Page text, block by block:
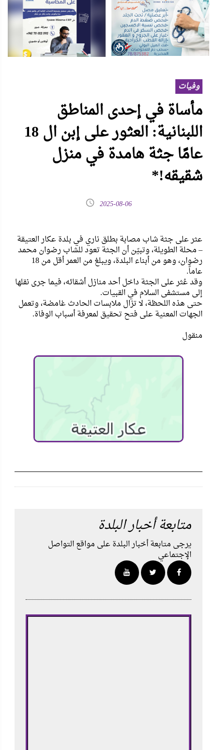
وفيات
مأساة في إحدى المناطق
اللبنانية: العثور على إبن ال 18
عامًا جثة هامدة في منزل
شقيقه!*
2025-08-06
عثر على جثة شاب مصابة بطلق ناري في بلدة عكار العتيقة
– محلة الطويلة، وتبيّن أن الجثة تعود للشاب رضوان محمد
رضوان، وهو من أبناء البلدة، ويبلغ من العمر أقل من 18
عاماً.
وقد عُثر على الجثة داخل أحد منازل أشقائه، فيما جرى نقلها
إلى مستشفى السلام في القبيات.
حتى هذه اللحظة، لا تزال ملابسات الحادث غامضة، وتعمل
الجهات المعنية على فتح تحقيق لمعرفة أسباب الوفاة.
منقول
متابعة أخبار البلدة
يرجى متابعة أخبار البلدة على مواقع التواصل
الإجتماعي